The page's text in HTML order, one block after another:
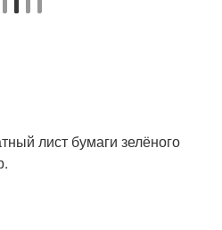
лист бумаги зелёного